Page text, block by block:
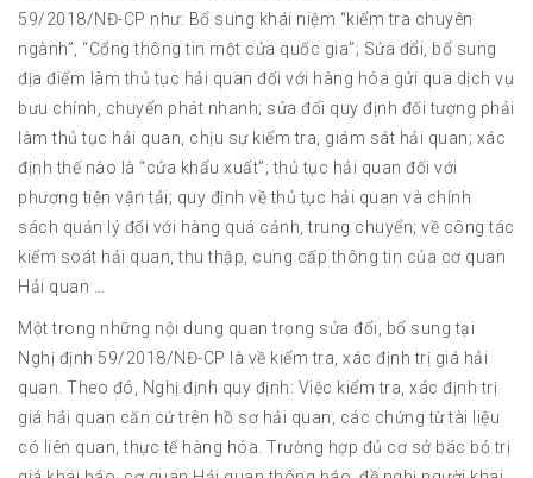
59/2018/NĐ-CP như: Bổ sung khái niệm “kiểm tra chuyên
ngành”, “Cổng thông tin một cửa quốc gia”; Sửa đổi, bổ sung
địa điểm làm thủ tục hải quan đối với hàng hóa gửi qua dịch vụ
bưu chính, chuyển phát nhanh; sửa đổi quy định đối tượng phải
làm thủ tục hải quan, chịu sự kiểm tra, giám sát hải quan; xác
định thế nào là “cửa khẩu xuất”; thủ tục hải quan đối với
phương tiện vận tải; quy định về thủ tục hải quan và chính
sách quản lý đối với hàng quá cảnh, trung chuyển; về công tác
kiểm soát hải quan, thu thập, cung cấp thông tin của cơ quan
Hải quan …
Một trong những nội dung quan trọng sửa đổi, bổ sung tại
Nghị định 59/2018/NĐ-CP là về kiểm tra, xác định trị giá hải
quan. Theo đó, Nghị định quy định: Việc kiểm tra, xác định trị
giá hải quan căn cứ trên hồ sơ hải quan, các chứng từ tài liệu
có liên quan, thực tế hàng hóa. Trường hợp đủ cơ sở bác bỏ trị